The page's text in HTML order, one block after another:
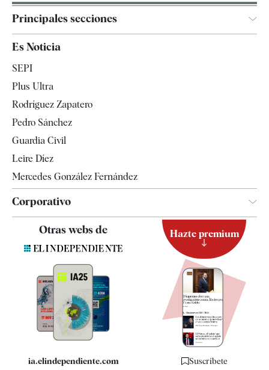
Principales secciones
España
Televisión
Es Noticia
SEPI
Plus Ultra
Rodríguez Zapatero
Pedro Sánchez
Guardia Civil
Leire Díez
Mercedes González Fernández
Corporativo
Contacto
Quiénes somos
Especificaciones
Otras webs de
ia.elindependiente.com
Hazte premium
Suscríbete